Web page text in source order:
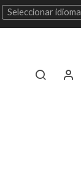
Seleccionar idioma